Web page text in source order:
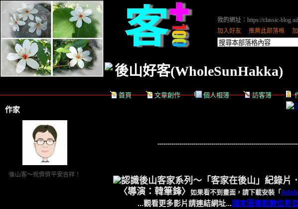
後山好客(WholeSunHakka)
首頁 文章創作 個人相簿 訪客簿
加入好友 推薦此部落格
我的網址：https://classic-
作家
後山客～祝儕儕平安吉祥！
認識後山客家系列～「客家在後山」紀錄片
〈導演：韓筆鋒〉
如果看不到畫面，請下載安裝「
...觀看更多影片請連結網址...國家圖書館數位影